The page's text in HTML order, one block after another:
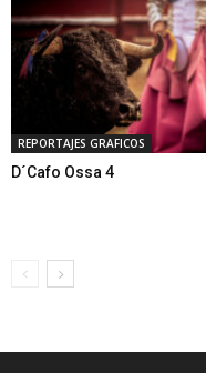
REPORTAJES GRAFICOS
D´Cafo Ossa 4